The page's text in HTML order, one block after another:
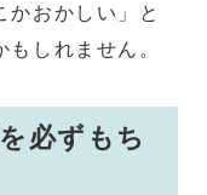
おかしい」と
しれません。
必ずもち